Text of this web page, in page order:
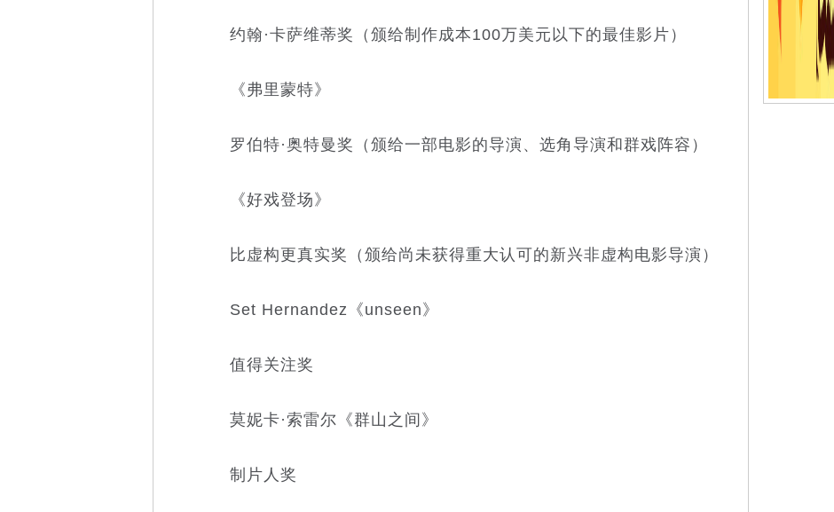
约翰·卡萨维蒂奖（颁给制作成本100万美元以下的最佳影片）
《弗里蒙特》
罗伯特·奥特曼奖（颁给一部电影的导演、选角导演和群戏阵容）
《好戏登场》
比虚构更真实奖（颁给尚未获得重大认可的新兴非虚构电影导演）
Set Hernandez《unseen》
值得关注奖
莫妮卡·索雷尔《群山之间》
制片人奖